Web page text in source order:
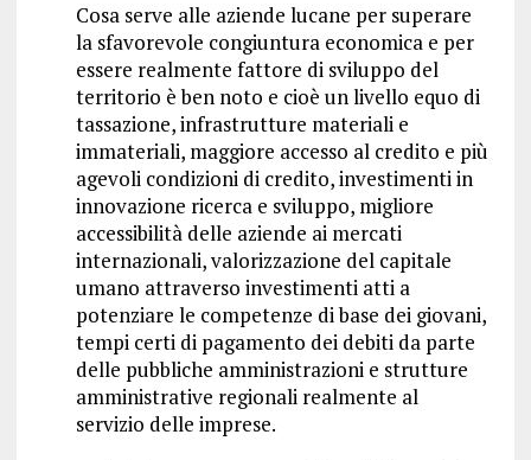
Cosa serve alle aziende lucane per superare
la sfavorevole congiuntura economica e per
essere realmente fattore di sviluppo del
territorio è ben noto e cioè un livello equo di
tassazione, infrastrutture materiali e
immateriali, maggiore accesso al credito e più
agevoli condizioni di credito, investimenti in
innovazione ricerca e sviluppo, migliore
accessibilità delle aziende ai mercati
internazionali, valorizzazione del capitale
umano attraverso investimenti atti a
potenziare le competenze di base dei giovani,
tempi certi di pagamento dei debiti da parte
delle pubbliche amministrazioni e strutture
amministrative regionali realmente al
servizio delle imprese.